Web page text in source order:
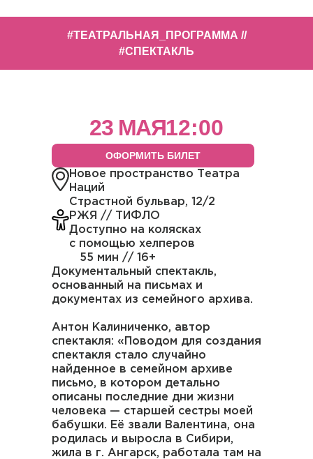
#ТЕАТРАЛЬНАЯ_ПРОГРАММА //
#СПЕКТАКЛЬ
23 МАЯ12:00
ОФОРМИТЬ БИЛЕТ
Новое пространство Театра
Наций
Страстной бульвар, 12/2
РЖЯ // ТИФЛО
Доступно на колясках
с помощью хелперов
55 мин // 16+
Документальный спектакль,
основанный на письмах и
документах из семейного архива.
Антон Калиниченко, автор
спектакля: «Поводом для создания
спектакля стало случайно
найденное в семейном архиве
письмо, в котором детально
описаны последние дни жизни
человека — старшей сестры моей
бабушки. Её звали Валентина, она
родилась и выросла в Сибири,
жила в г. Ангарск, работала там на